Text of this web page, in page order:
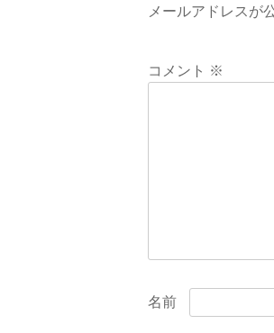
ー
メールアドレスが
コメント ※
名前